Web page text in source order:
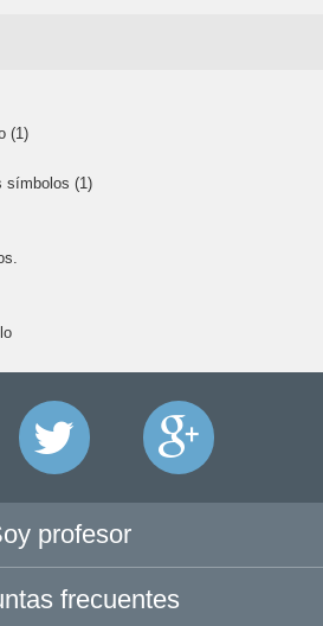
(1)
símbolos (1)
profesor
frecuentes